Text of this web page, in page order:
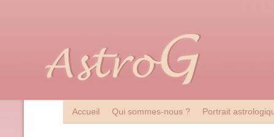
Accueil Qui sommes-nous ? Portrait